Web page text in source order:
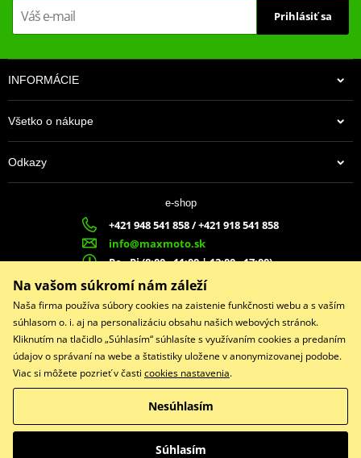
Třívrstvá kovová povrchová úprava pro vynikající odolnost proti
Vynikající akcelerace, úspora paliva a dlouhá životnost
PDF Spec sheet – specifikační list IRIDIUM IX
JP
Alternative DENSO
IU31
Na centrálnom sklade
Prihlásiť sa
INFORMÁCIE
Všetko o nákupe
Odkazy
e-shop
+421 948 541 858 / +421 918 541 858
info@maxmoto.sk
Po - Pi (8:00 - 11:00 | 12:00 - 17:00)
MAX
MOTO s.r.o.
Slovenských dobrovoľníkov 1439
022 01 Čadca
Facebook
Copyright © 2026 www.maxmotoshop.sk
Všetky práva vyhradené
Prepnúť na klasickú verziu
Na vašom súkromí nám záleží
Naša firma používa súbory cookies na zaistenie funkčnosti webu a s vaším
súhlasom o. i. aj na personalizáciu obsahu našich webových stránok.
Kliknutím na tlačidlo „Súhlasím“ súhlasíte s využívaním cookies a predaním
údajov o správaní na webe a štatistiky uložene v anonymizovanej podobe.
Viac si môžete pozrieť v časti cookies nastavenia.
Nesúhlasím
Súhlasím